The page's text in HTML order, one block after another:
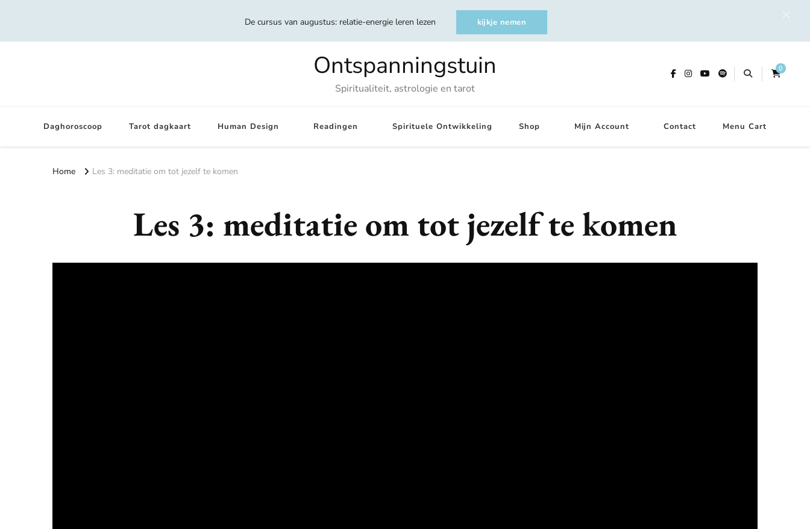
De cursus van augustus: relatie-energie leren lezen kijkje nemen
Ontspanningstuin
Spiritualiteit, astrologie en tarot
0
Daghoroscoop Tarot dagkaart Human Design Readingen Spirituele Ontwikkeling Shop Mijn Account Contact Menu Cart
Home Les 3: meditatie om tot jezelf te komen
Les 3: meditatie om tot jezelf te komen